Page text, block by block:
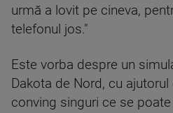
urmă a lovit pe cineva,
telefonul jos."
Este vorba despre un
Dakota de Nord, cu
conving singuri ce se